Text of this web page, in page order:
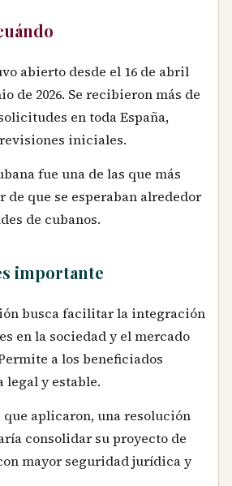
abierto desde el 16 de abril
de 2026. Se recibieron más de
en toda España,
iniciales.
fue una de las que más
de que se esperaban alrededor
de cubanos.
importante
busca facilitar la integración
en la sociedad y el mercado
a los beneficiados
legal y estable.
que aplicaron, una resolución
consolidar su proyecto de
mayor seguridad jurídica y